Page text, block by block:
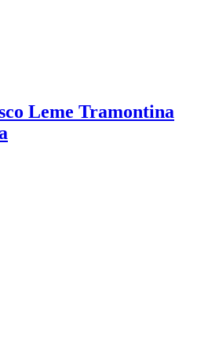
Leme Tramontina